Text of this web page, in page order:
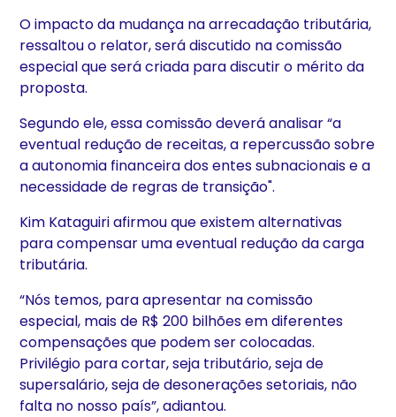
O impacto da mudança na arrecadação tributária,
ressaltou o relator, será discutido na comissão
especial que será criada para discutir o mérito da
proposta.
Segundo ele, essa comissão deverá analisar “a
eventual redução de receitas, a repercussão sobre
a autonomia financeira dos entes subnacionais e a
necessidade de regras de transição".
Kim Kataguiri afirmou que existem alternativas
para compensar uma eventual redução da carga
tributária.
“Nós temos, para apresentar na comissão
especial, mais de R$ 200 bilhões em diferentes
compensações que podem ser colocadas.
Privilégio para cortar, seja tributário, seja de
supersalário, seja de desonerações setoriais, não
falta no nosso país”, adiantou.